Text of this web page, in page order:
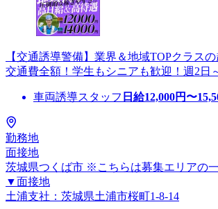
【交通誘導警備】業界＆地域TOPクラス
交通費全額！学生もシニアも歓迎！週2
車両誘導スタッフ 日給12,000円〜
勤務地
面接地
茨城県つくば市 ※こちらは募集エリアの一
▼面接地
土浦支社：茨城県土浦市桜町1-8-14